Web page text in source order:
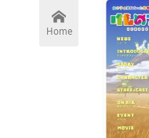
Home